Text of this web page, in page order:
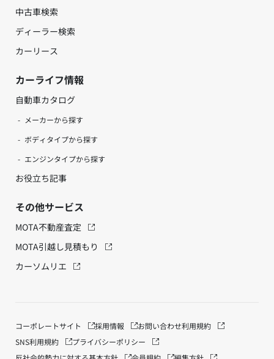
中古車検索
ディーラー検索
カーリース
カーライフ情報
自動車カタログ
メーカーから探す
ボディタイプから探す
エンジンタイプから探す
お役立ち記事
その他サービス
MOTA不動産査定
MOTA引越し見積もり
カーソムリエ
コーポレートサイト 採用情報 お問い合わせ利用規約
SNS利用規約
プライバシーポリシー